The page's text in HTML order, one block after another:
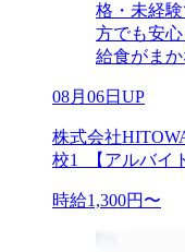
格・未経
方でも安
給食がまか
08月06日UP
株式会社
校1_【アルバイ
時給1,300円〜